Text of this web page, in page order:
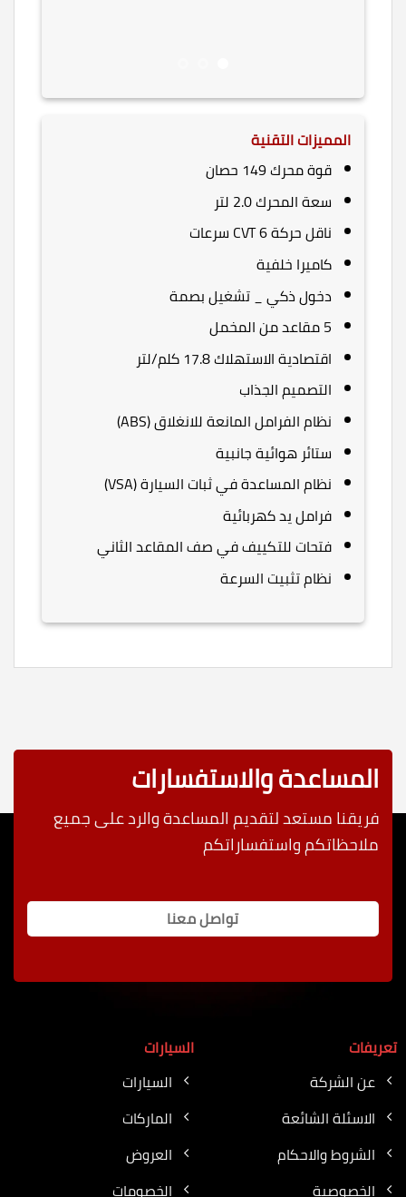
المميزات التقنية
قوة محرك 149 حصان
سعة المحرك 2.0 لتر
ناقل حركة CVT 6 سرعات
كاميرا خلفية
دخول ذكي _ تشغيل بصمة
5 مقاعد من المخمل
اقتصادية الاستهلاك 17.8 كلم/لتر
التصميم الجذاب
نظام الفرامل المانعة للانغلاق (ABS)
ستائر هوائية جانبية
نظام المساعدة في ثبات السيارة (VSA)
فرامل يد كهربائية
فتحات للتكييف في صف المقاعد الثاني
نظام تثبيت السرعة
المساعدة والاستفسارات
فريقنا مستعد لتقديم المساعدة والرد على جميع
ملاحظاتكم واستفساراتكم
تواصل معنا
تعريفات
عن الشركة
الاسئلة الشائعة
الشروط والاحكام
الخصوصية
السيارات
السيارات
الماركات
العروض
الخصومات